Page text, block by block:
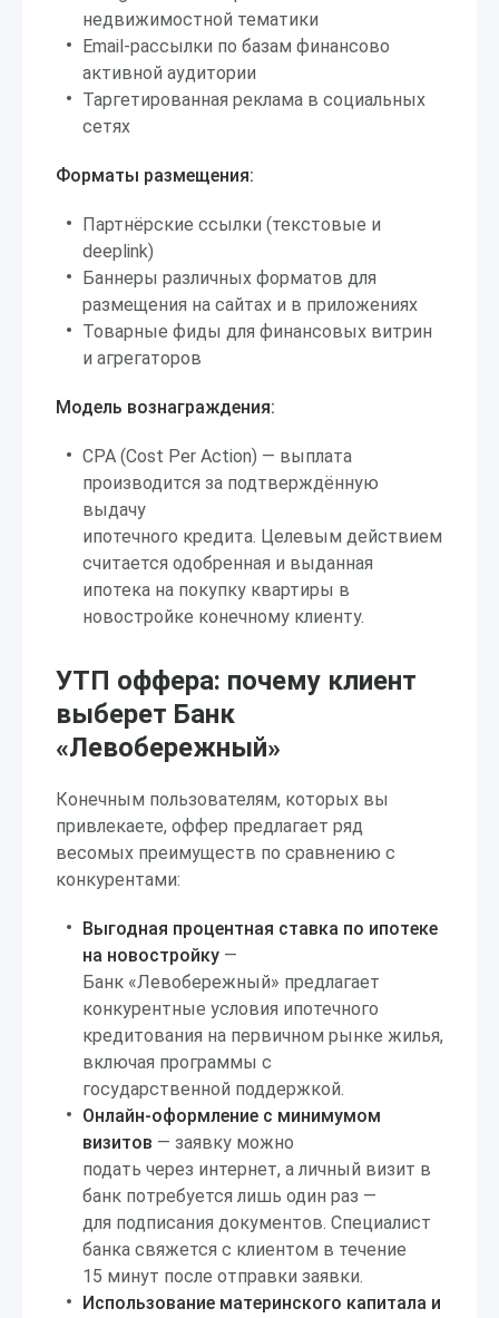
недвижимостной тематики
Email-рассылки по базам финансово
активной аудитории
Таргетированная реклама в социальных
сетях
Форматы размещения:
Партнёрские ссылки (текстовые и
deeplink)
Баннеры различных форматов для
размещения на сайтах и в приложениях
Товарные фиды для финансовых витрин
и агрегаторов
Модель вознаграждения:
CPA (Cost Per Action) — выплата
производится за подтверждённую
выдачу
ипотечного кредита. Целевым действием
считается одобренная и выданная
ипотека на покупку квартиры в
новостройке конечному клиенту.
УТП оффера: почему клиент
выберет Банк
«Левобережный»
Конечным пользователям, которых вы
привлекаете, оффер предлагает ряд
весомых преимуществ по сравнению с
конкурентами:
Выгодная процентная ставка по ипотеке
на новостройку —
Банк «Левобережный» предлагает
конкурентные условия ипотечного
кредитования на первичном рынке жилья,
включая программы с
государственной поддержкой.
Онлайн-оформление с минимумом
визитов — заявку можно
подать через интернет, а личный визит в
банк потребуется лишь один раз —
для подписания документов. Специалист
банка свяжется с клиентом в течение
15 минут после отправки заявки.
Использование материнского капитала и